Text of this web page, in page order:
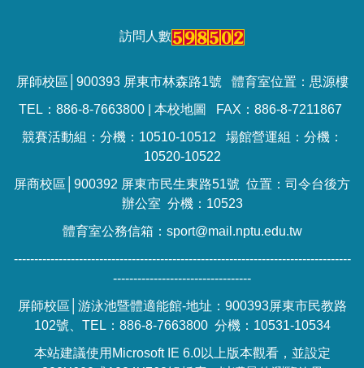
訪問人數
屏師校區│900393 屏東市林森路1號 體育室位置：思源樓
TEL：886-8-7663800 | 本校地圖
FAX：886-8-7211867
競賽活動組：分機：10510-10512 場館營運組：分機：
10520-10522
屏商校區│900392 屏東市民生東路51號 位置：司令台後方
辦公室 分機：10523
體育室公務信箱：sport@mail.nptu.edu.tw
-----------------------------------------------------------------------------------
----------------------------------
屏師校區│游泳池暨體適能館-地址：900393屏東市民教路
102號、TEL：886-8-7663800 分機：10531-10534
本站建議使用Microsoft IE 6.0以上版本觀看，並設定